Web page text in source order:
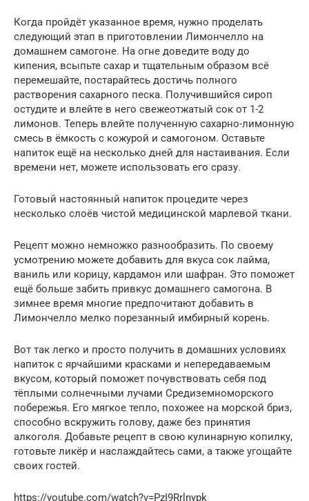
Когда пройдёт указанное время, нужно проделать
следующий этап в приготовлении Лимончелло на
домашнем самогоне. На огне доведите воду до
кипения, всыпьте сахар и тщательным образом всё
перемешайте, постарайтесь достичь полного
растворения сахарного песка. Получившийся сироп
остудите и влейте в него свежеотжатый сок от 1-2
лимонов. Теперь влейте полученную сахарно-лимонную
смесь в ёмкость с кожурой и самогоном. Оставьте
напиток ещё на несколько дней для настаивания. Если
времени нет, можете использовать его сразу.
Готовый настоянный напиток процедите через
несколько слоёв чистой медицинской марлевой ткани.
Рецепт можно немножко разнообразить. По своему
усмотрению можете добавить для вкуса сок лайма,
ваниль или корицу, кардамон или шафран. Это поможет
ещё больше забить привкус домашнего самогона. В
зимнее время многие предпочитают добавить в
Лимончелло мелко порезанный имбирный корень.
Вот так легко и просто получить в домашних условиях
напиток с ярчайшими красками и непередаваемым
вкусом, который поможет почувствовать себя под
тёплыми солнечными лучами Средиземноморского
побережья. Его мягкое тепло, похожее на морской бриз,
способно вскружить голову, даже без принятия
алкоголя. Добавьте рецепт в свою кулинарную копилку,
готовьте ликёр и наслаждайтесь сами, а также угощайте
своих гостей.
https://youtube.com/watch?v=PzI9Rrlnypk